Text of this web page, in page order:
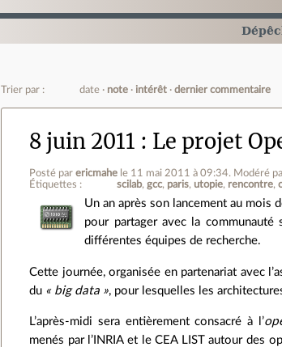
Trier par : date note intérêt dernier commentaire
8 juin 2011 : Le projet
Posté parericmahe le 11 mai 2011 à 09:34. Modéré
Étiquettes :
scilab gcc paris utopie rencontre
Un an après son lancement au mois
pour partager avec la
différentes équipes de recherche.
Cette journée, organisée en partenariat avec
du « big data », pour lesquelles les
L’après‐midi sera entièrement consacré à l’
menés par l’INRIA et le CEA LIST autour des